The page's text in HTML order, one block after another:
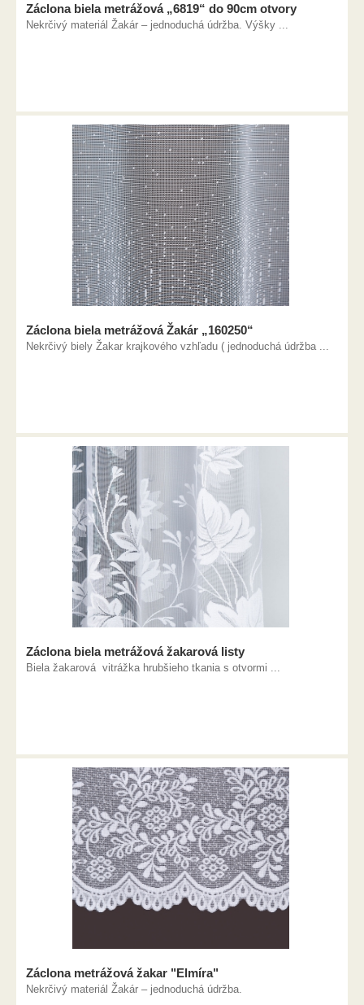
Záclona biela metrážová „6819“ do 90cm otvory
Nekrčivý materiál Žakár – jednoduchá údržba. Výšky ...
Záclona biela metrážová Žakár „160250“
Nekrčivý biely Žakar krajkového vzhľadu ( jednoduchá údržba ...
Záclona biela metrážová žakarová listy
Biela žakarová vitrážka hrubšieho tkania s otvormi ...
Záclona metrážová žakar "Elmíra"
Nekrčivý materiál Žakár – jednoduchá údržba.